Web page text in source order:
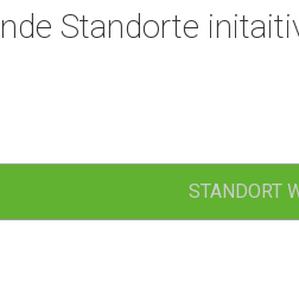
Standorte
STANDORT